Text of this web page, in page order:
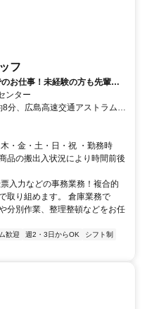
フ
お仕事！未経験の方も先輩が
ンター
分、広島高速交通アストラムラ
高速交通アストラムライン 祇
・金・土・日・祝 ・勤務時
品の搬出入状況により時間前後
入力などの事務業務！複合的
取り組めます。 倉庫業務で
分別作業、整理整頓などをお任
歓迎 週2・3日からOK
シフト制